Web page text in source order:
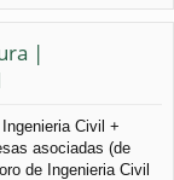
ifi
e
ra
|
Civil +
asociadas (de
de Ingenieria Civil